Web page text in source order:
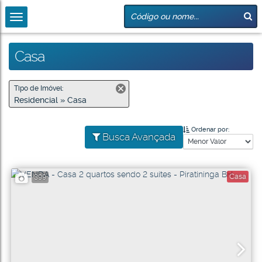
Casa
Tipo de Imóvel:
Residencial » Casa
Busca Avançada
Ordenar por:
399 Casa